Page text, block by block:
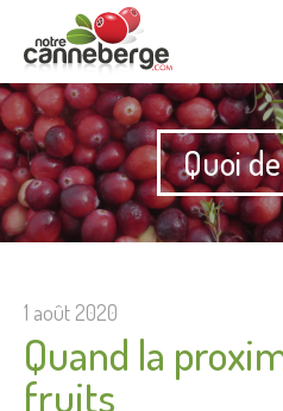
Afficher/cacher
navigation
Quoi
1 août 2020
Quand la
fruits